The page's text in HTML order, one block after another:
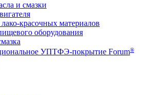
и смазки
красочных материалов
оборудования
УПТФЭ-покрытие Forum®